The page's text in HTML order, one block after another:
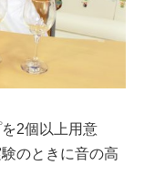
2個以上用意
のときに音の高